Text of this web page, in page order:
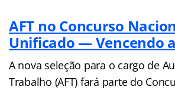
AFT no Concurso
Unificado — Vencendo
A nova seleção para o cargo de
Trabalho (AFT) fará parte do